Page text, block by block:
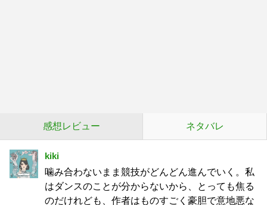
感想レビュー ネタバレ
kiki
噛み合わないまま競技がどんどん進んでいく。私
はダンスのことが分からないから、とっても焦る
のだけれども、作者はものすごく豪胆で意地悪な